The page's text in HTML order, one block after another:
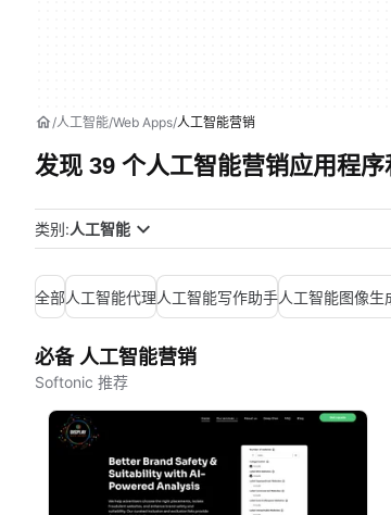
人工智能 Web Apps 人工智能营销
发现 39 个人工智能营销应用程序
类别:人工智能
全部人工智能代理人工智能写作助手人工智能图像生
必备 人工智能营销
Softonic 推荐